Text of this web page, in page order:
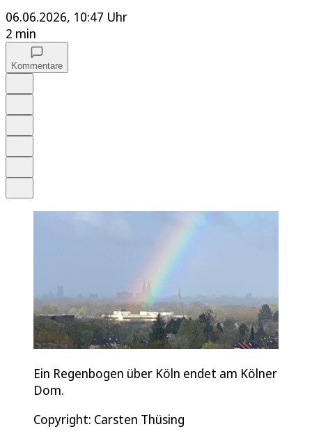
06.06.2026, 10:47 Uhr
2 min
Kommentare
Ein Regenbogen über Köln endet am Kölner
Dom.
Copyright: Carsten Thüsing